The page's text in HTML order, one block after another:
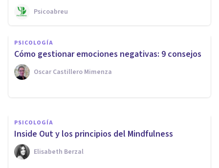
Psicoabreu
PSICOLOGÍA
Cómo gestionar emociones negativas: 9 consejos
Oscar Castillero Mimenza
PSICOLOGÍA
Habilidades socioemocionales:
características, funciones y
ejemplos
PSICOLOGÍA
Inside Out y los principios del Mindfulness
Elisabeth Berzal